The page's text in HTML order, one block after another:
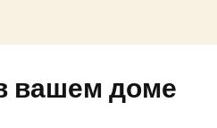
вашем доме